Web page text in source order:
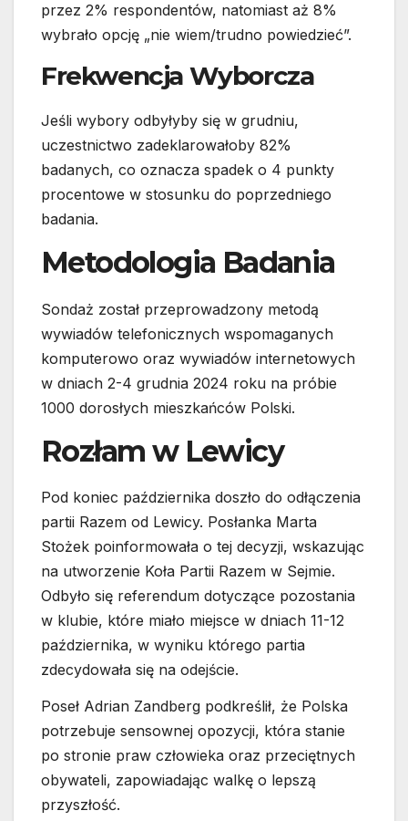
przez 2% respondentów, natomiast aż 8%
wybrało opcję „nie wiem/trudno powiedzieć”.
Frekwencja Wyborcza
Jeśli wybory odbyłyby się w grudniu,
uczestnictwo zadeklarowałoby 82%
badanych, co oznacza spadek o 4 punkty
procentowe w stosunku do poprzedniego
badania.
Metodologia Badania
Sondaż został przeprowadzony metodą
wywiadów telefonicznych wspomaganych
komputerowo oraz wywiadów internetowych
w dniach 2-4 grudnia 2024 roku na próbie
1000 dorosłych mieszkańców Polski.
Rozłam w Lewicy
Pod koniec października doszło do odłączenia
partii Razem od Lewicy. Posłanka Marta
Stożek poinformowała o tej decyzji, wskazując
na utworzenie Koła Partii Razem w Sejmie.
Odbyło się referendum dotyczące pozostania
w klubie, które miało miejsce w dniach 11-12
października, w wyniku którego partia
zdecydowała się na odejście.
Poseł Adrian Zandberg podkreślił, że Polska
potrzebuje sensownej opozycji, która stanie
po stronie praw człowieka oraz przeciętnych
obywateli, zapowiadając walkę o lepszą
przyszłość.